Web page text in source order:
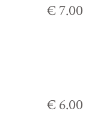
€ 7.00
€ 6.00